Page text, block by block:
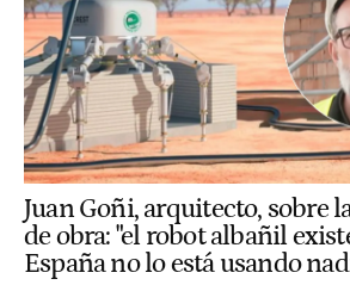
Juan Goñi, arquitecto, sobre
de obra: "el robot albañil
España no lo está usando